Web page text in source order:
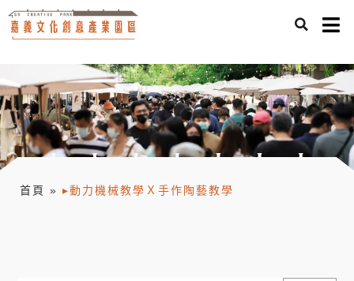
首頁 » ▸動力機械教學Ｘ手作陶藝教學